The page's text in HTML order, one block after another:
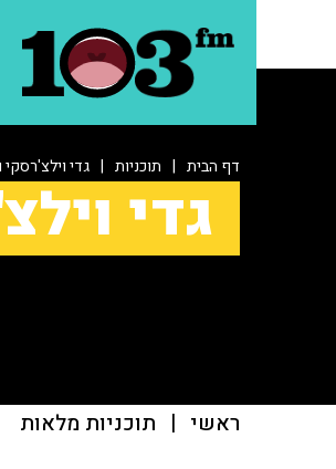
דף הבית | תוכניות | גדי
גדי
ראשי | תוכניות מלאות